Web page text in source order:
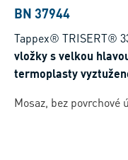
BN 37944
Tappex® TRISERT®
vložky s velkou
termoplasty
Mosaz, bez povrchové